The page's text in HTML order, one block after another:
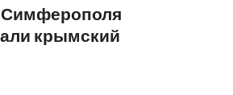
Симферополя
крымский